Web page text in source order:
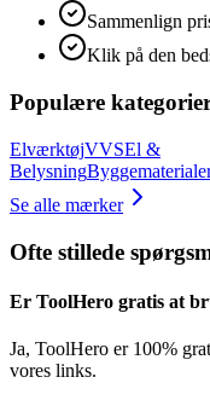
Sammenlign
Klik på den
Populære
ElværktøjVVSEl &
Belysning
Se alle mærker
Ofte stillede
Er ToolHero gratis at
Ja, ToolHero er 100%
vores links.